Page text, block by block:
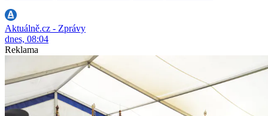
Aktuálně.cz - Zprávy
dnes, 08:04
Reklama